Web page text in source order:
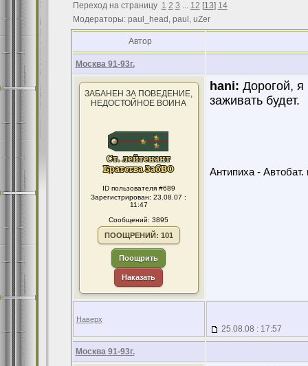
Переход на страницу 1 2 3 ... 12 [13] 14
Модераторы: paul_head, paul, uZer
Автор
Москва 91-93г.
ЗАБАНЕН ЗА ПОВЕДЕНИЕ,
НЕДОСТОЙНОЕ ВОИНА
ID пользователя #689
Зарегистрирован: 23.08.07 :
11:47
Сообщений: 3895
ПООЩРЕНИЙ: 101
Поощрить
Наказать
hani: Дорогой, я
заживать будет.
Антипиха - Автобат.
Наверх
25.08.08 : 17:57
Москва 91-93г.